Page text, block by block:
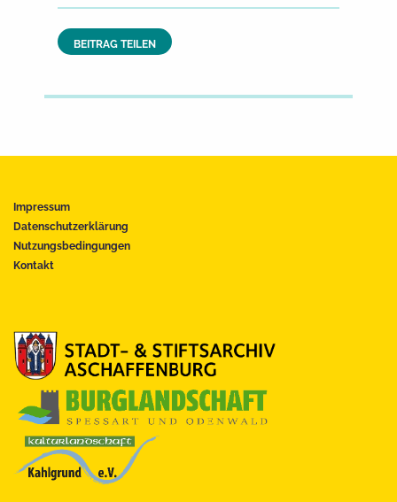
BEITRAG TEILEN
Impressum
Datenschutzerklärung
Nutzungsbedingungen
Kontakt